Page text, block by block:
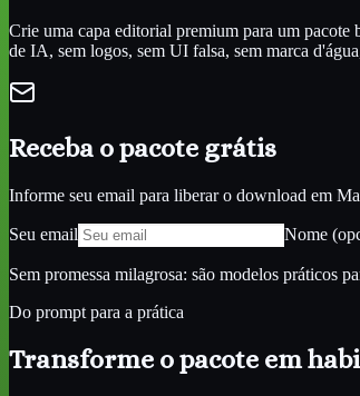
Crie uma capa editorial premium para um
de IA, sem logos, sem UI falsa, sem marca
Receba o pacote grátis
Informe seu email para liberar o download em
Seu email Nome
Sem promessa milagrosa: são modelos práticos
Do prompt para a prática
Transforme o pacote em